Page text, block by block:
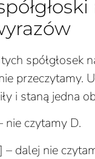
ych spółgłosek
przeczytamy.
i staną jedna
nie czytamy D.
– dalej nie